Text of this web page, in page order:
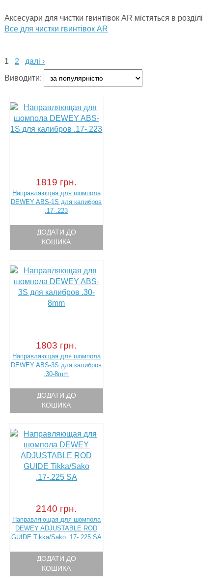
Аксесуари для чистки гвинтівок AR містяться в розділі
Все для чистки гвинтівок AR
1 2
далі ›
Виводити:
1819 грн.
Направляющая для шомпола
DEWEY ABS-1S для калибров
.17-.223
ДОДАТИ ДО
КОШИКА
1803 грн.
Направляющая для шомпола
DEWEY ABS-3S для калибров
.30-8mm
ДОДАТИ ДО
КОШИКА
2140 грн.
Направляющая для шомпола
DEWEY ADJUSTABLE ROD
GUIDE Tikka/Sako .17-.225 SA
ДОДАТИ ДО
КОШИКА